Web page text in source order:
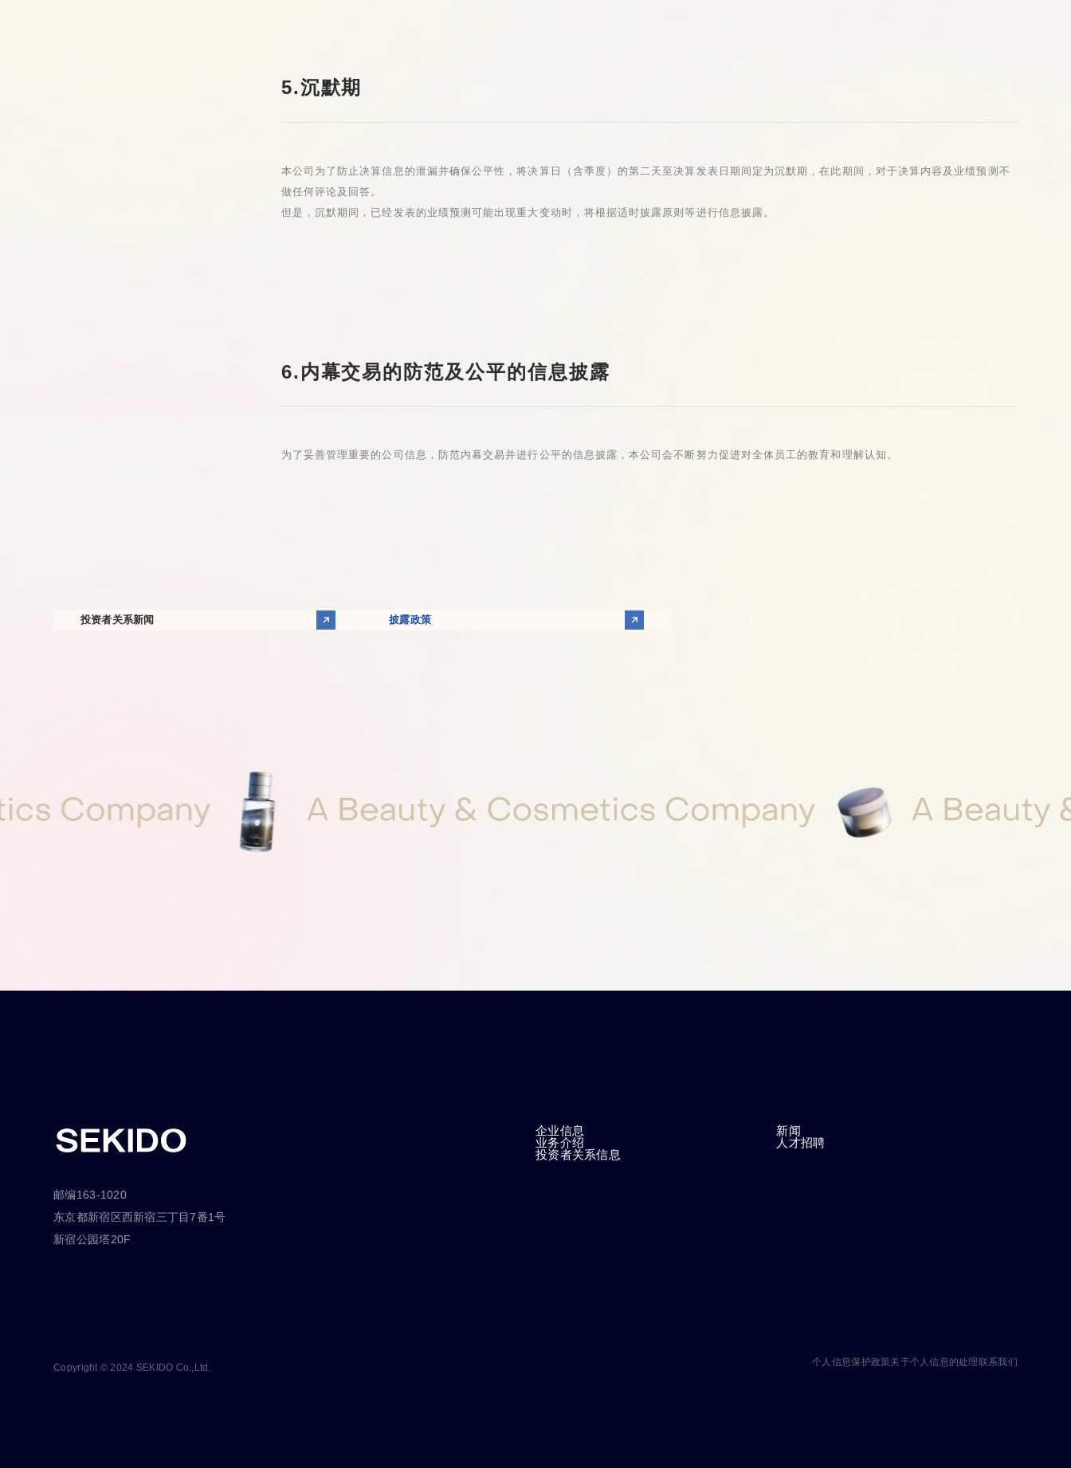
5.沉默期
本公司为了防止决算信息的泄漏并确保公平性，将决算日（含季度）的第二天至决算发表日期间定为沉默期，在此期间，对于决算内容及业绩预测不
做任何评论及回答。
但是，沉默期间，已经发表的业绩预测可能出现重大变动时，将根据适时披露原则等进行信息披露。
6.内幕交易的防范及公平的信息披露
为了妥善管理重要的公司信息，防范内幕交易并进行公平的信息披露，本公司会不断努力促进对全体员工的教育和理解认知。
投资者关系新闻 披露政策
邮编163-1020
东京都新宿区西新宿三丁目7番1号
新宿公园塔20F
企业信息
新闻
业务介绍
人才招聘
投资者关系信息
Copyright © 2024 SEKIDO Co.,Ltd. 个人信息保护政策关于个人信息的处理联系我们